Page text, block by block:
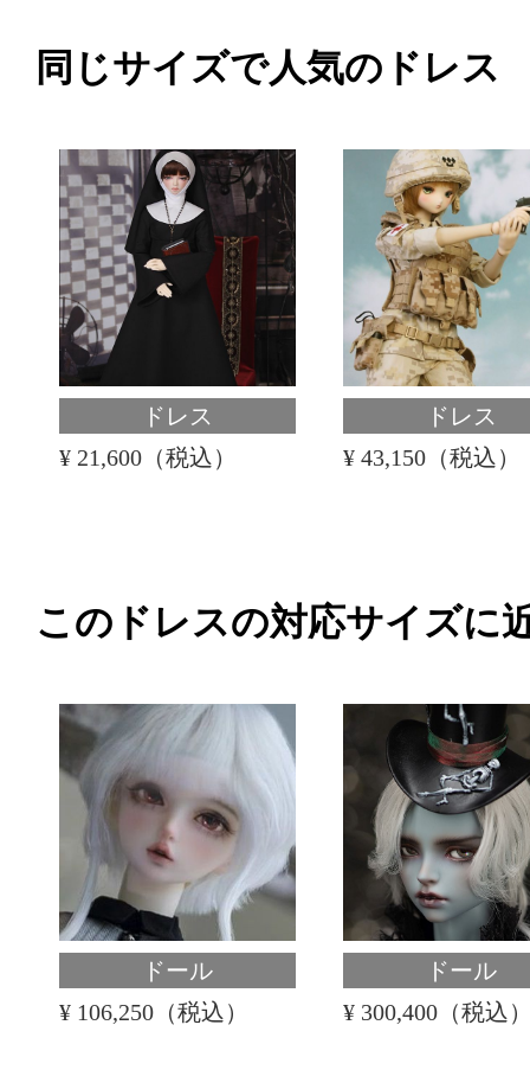
同じサイズで人気のドレス
ドレス
¥ 21,600（税込）
ドレス
¥ 43,150（税込）
このドレスの対応サイズに
ドール
¥ 106,250（税込）
ドール
¥ 300,400（税込